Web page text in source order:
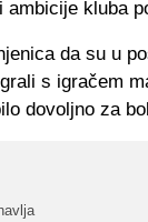
ambicije kluba
da su u
s igračem
dovoljno za